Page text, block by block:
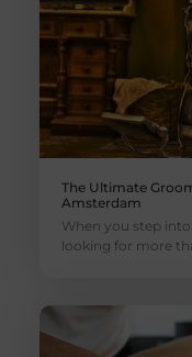
The Ultimate
Amsterdam
When you step
looking for more